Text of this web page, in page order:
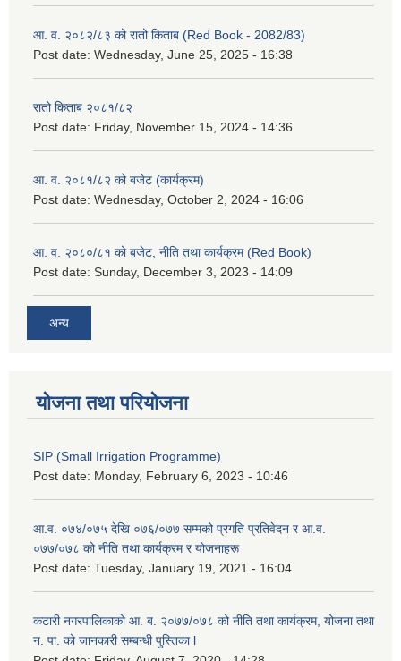
आ. व. २०८२/८३ को रातो किताब (Red Book - 2082/83)
Post date: Wednesday, June 25, 2025 - 16:38
रातो किताब २०८१/८२
Post date: Friday, November 15, 2024 - 14:36
आ. व. २०८१/८२ को बजेट (कार्यक्रम)
Post date: Wednesday, October 2, 2024 - 16:06
आ. व. २०८०/८१ को बजेट, नीति तथा कार्यक्रम (Red Book)
Post date: Sunday, December 3, 2023 - 14:09
अन्य
योजना तथा परियोजना
SIP (Small Irrigation Programme)
Post date: Monday, February 6, 2023 - 10:46
आ.व. ०७४/०७५ देखि ०७६/०७७ सम्मको प्रगति प्रतिवेदन र आ.व.
०७७/०७८ को नीति तथा कार्यक्रम र योजनाहरू
Post date: Tuesday, January 19, 2021 - 16:04
कटारी नगरपालिकाको आ. ब. २०७७/०७८ को नीति तथा कार्यक्रम, योजना तथा
न. पा. को जानकारी सम्बन्धी पुस्तिका l